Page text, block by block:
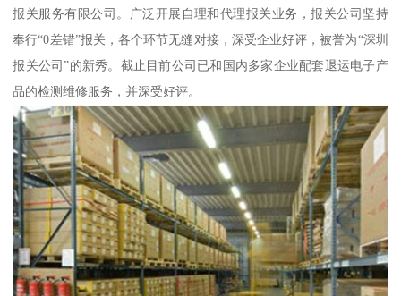
报关服务有限公司。广泛开展自理和代理报关业务，报关公司坚持
奉行“0差错”报关，各个环节无缝对接，深受企业好评，被誉为“深圳
报关公司”的新秀。截止目前公司已和国内多家企业配套退运电子产
品的检测维修服务，并深受好评。